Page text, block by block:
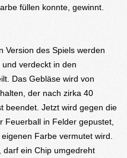
füllen konnte, gewinnt.
Version des Spiels werden
verdeckt in den
Das Gebläse wird von
der nach zirka 40
beendet. Jetzt wird gegen die
Feuerball in Felder gepustet,
Farbe vermutet wird.
darf ein Chip umgedreht